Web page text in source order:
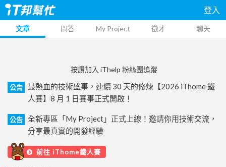
登入
文章 問答 My Project 徵才 聊天
按讚加入 iThelp 粉絲團追蹤
公告
最熱血的技術盛事，連續 30 天的修煉【2026 iThome 鐵
人賽】8 月 1 日賽事正式開啟！
公告
全新專區「My Project」正式上線！邀請你用技術交流，
分享最真實的開發經驗
前往 iThome鐵人賽